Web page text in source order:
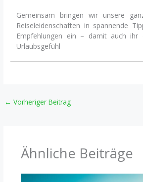
Gemeinsam bringen wir unsere
Reiseleidenschaften in spannende
Empfehlungen ein – damit auch ihr
Urlaubsgefühl
← Vorheriger Beitrag
Ähnliche Beiträge